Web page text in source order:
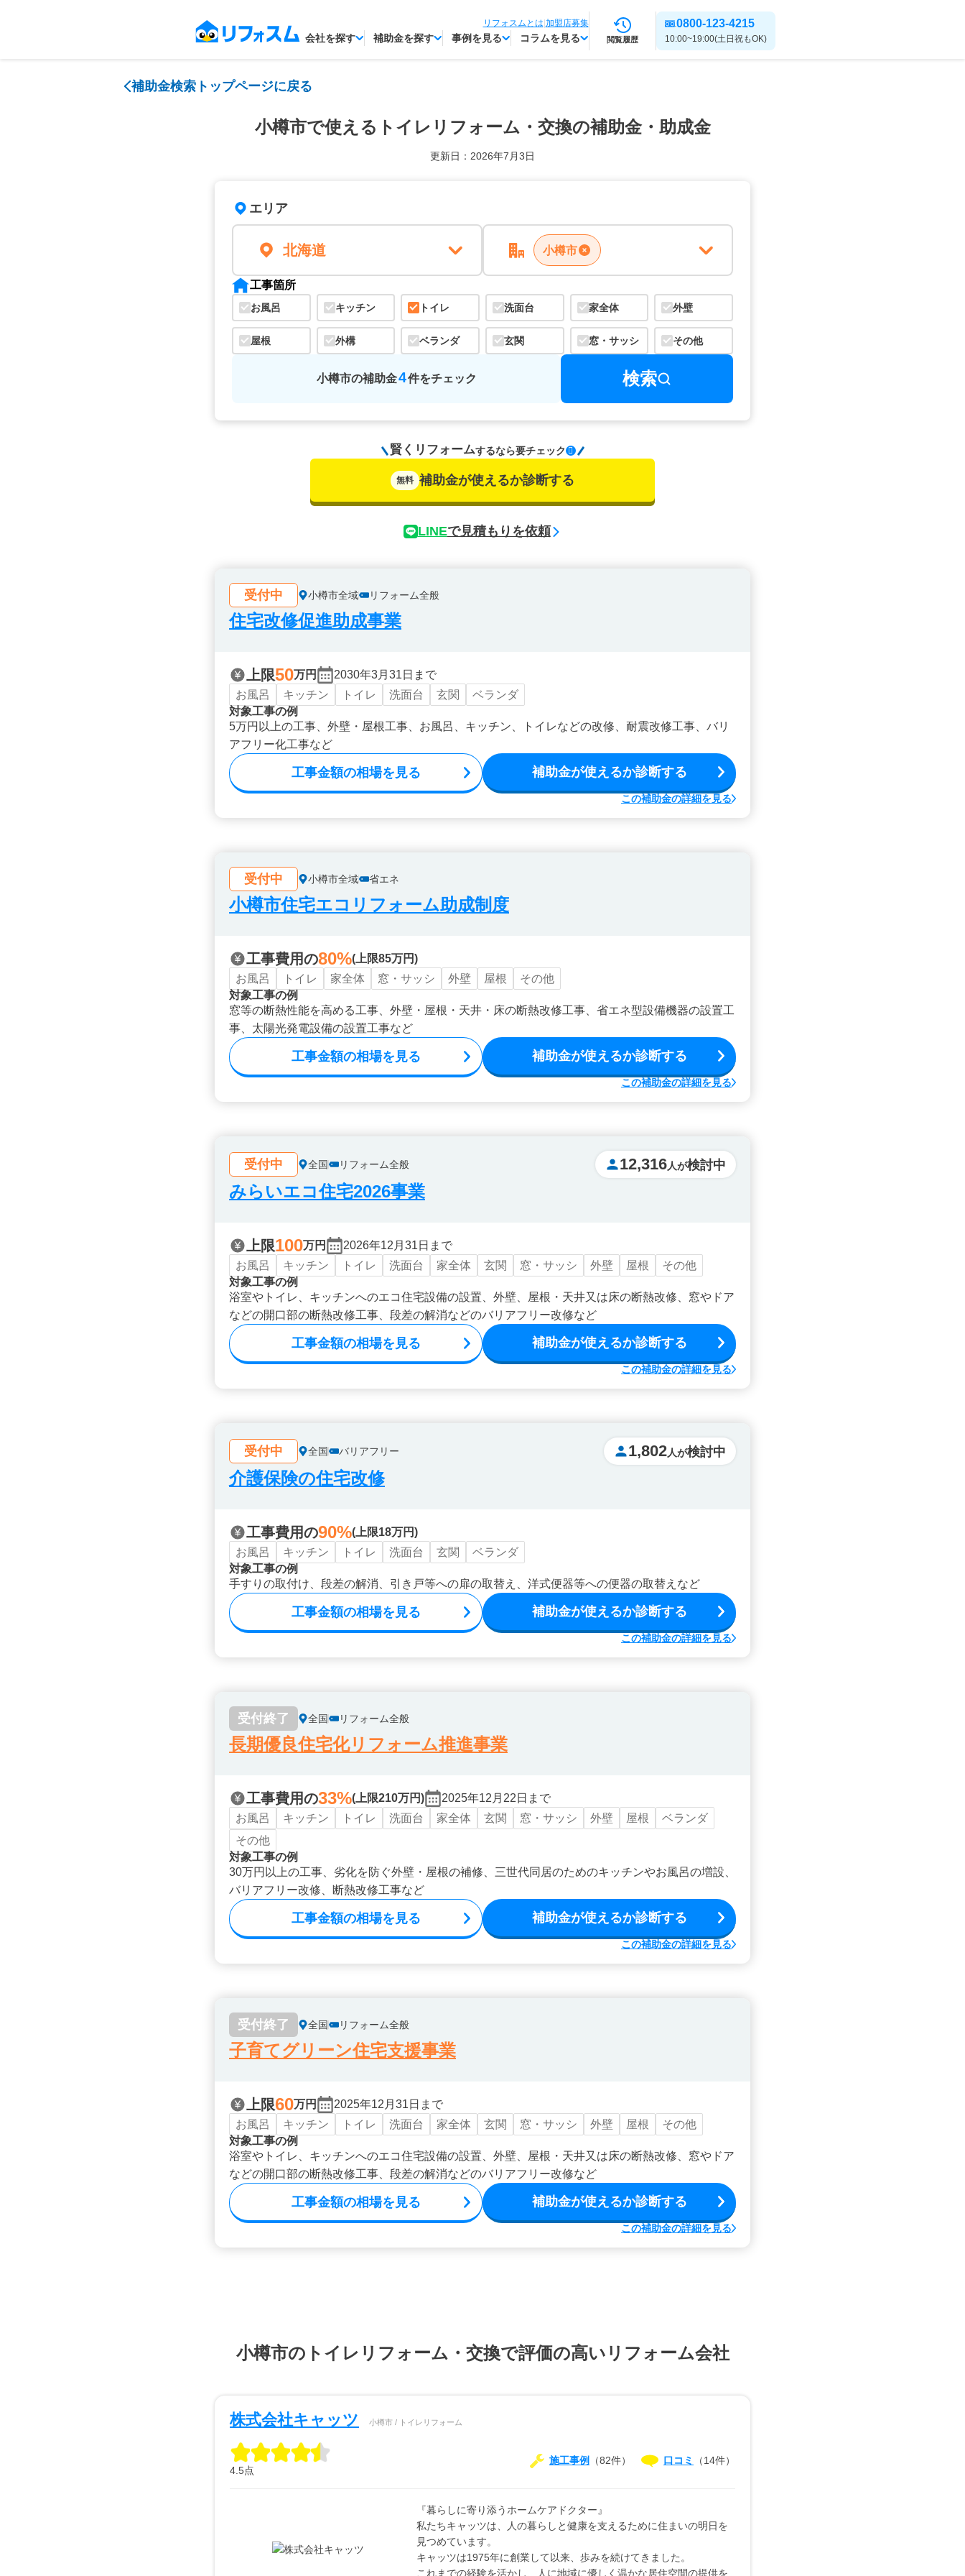
リフォスムとは|加盟店募集
会社を探す 補助金を探す 事例を見る コラムを見る 閲覧履歴
0800-123-4215
10:00~19:00(土日祝もOK)
補助金検索トップページに戻る
小樽市で使える トイレリフォーム・交換の補助金・助成金
更新日：2026年7月3日
エリア
北海道 小樽市
工事箇所
お風呂 キッチン トイレ 洗面台 家全体 外壁
屋根 外構 ベランダ 玄関 窓・サッシ その他
小樽市の補助金4件をチェック 検索
賢くリフォームするなら要チェック
無料 補助金が使えるか診断する
LINEで見積もりを依頼
受付中 小樽市全域 リフォーム全般
住宅改修促進助成事業
上限50万円
2030年3月31日まで
お風呂
キッチン トイレ 洗面台 玄関
ベランダ
対象工事の例
5万円以上の工事、外壁・屋根工事、お風呂、キッチン、トイレなどの改修、耐震改修工事、バリ
アフリー化工事など
工事金額の相場を見る 補助金が使えるか診断する
この補助金の詳細を見る
受付中 小樽市全域 省エネ
小樽市住宅エコリフォーム助成制度
工事費用の80%(上限85万円)
お風呂
トイレ 家全体 窓・サッシ 外壁 屋根
その他
対象工事の例
窓等の断熱性能を高める工事、外壁・屋根・天井・床の断熱改修工事、省エネ型設備機器の設置工
事、太陽光発電設備の設置工事など
工事金額の相場を見る 補助金が使えるか診断する
この補助金の詳細を見る
受付中 全国 リフォーム全般 12,316人が検討中
みらいエコ住宅2026事業
上限100万円
2026年12月31日まで
お風呂
キッチン トイレ 洗面台 家全体 玄関 窓・サッシ 外壁 屋根
その他
対象工事の例
浴室やトイレ、キッチンへのエコ住宅設備の設置、外壁、屋根・天井又は床の断熱改修、窓やドア
などの開口部の断熱改修工事、段差の解消などのバリアフリー改修など
工事金額の相場を見る 補助金が使えるか診断する
この補助金の詳細を見る
受付中 全国 バリアフリー 1,802人が検討中
介護保険の住宅改修
工事費用の90%(上限18万円)
お風呂
キッチン トイレ 洗面台 玄関
ベランダ
対象工事の例
手すりの取付け、段差の解消、引き戸等への扉の取替え、洋式便器等への便器の取替えなど
工事金額の相場を見る 補助金が使えるか診断する
この補助金の詳細を見る
受付終了 全国 リフォーム全般
長期優良住宅化リフォーム推進事業
工事費用の33%(上限210万円)
2025年12月22日まで
お風呂
キッチン トイレ 洗面台 家全体 玄関 窓・サッシ 外壁 屋根
ベランダ
その他
対象工事の例
30万円以上の工事、劣化を防ぐ外壁・屋根の補修、三世代同居のためのキッチンやお風呂の増設、
バリアフリー改修、断熱改修工事など
工事金額の相場を見る 補助金が使えるか診断する
この補助金の詳細を見る
受付終了 全国 リフォーム全般
子育てグリーン住宅支援事業
上限60万円
2025年12月31日まで
お風呂
キッチン トイレ 洗面台 家全体 玄関 窓・サッシ 外壁 屋根
その他
対象工事の例
浴室やトイレ、キッチンへのエコ住宅設備の設置、外壁、屋根・天井又は床の断熱改修、窓やドア
などの開口部の断熱改修工事、段差の解消などのバリアフリー改修など
工事金額の相場を見る 補助金が使えるか診断する
この補助金の詳細を見る
小樽市のトイレリフォーム・交換で評価の高いリフォーム会社
株式会社キャッツ 小樽市 / トイレリフォーム
4.5点
施工事例 （82件） 口コミ （14件）
『暮らしに寄り添うホームケアドクター』
私たちキャッツは、人の暮らしと健康を支えるために住まいの明日を
見つめています。
キャッツは1975年に創業して以来、歩みを続けてきました。
これまでの経験を活かし、人に地域に優しく温かな居住空間の提供を